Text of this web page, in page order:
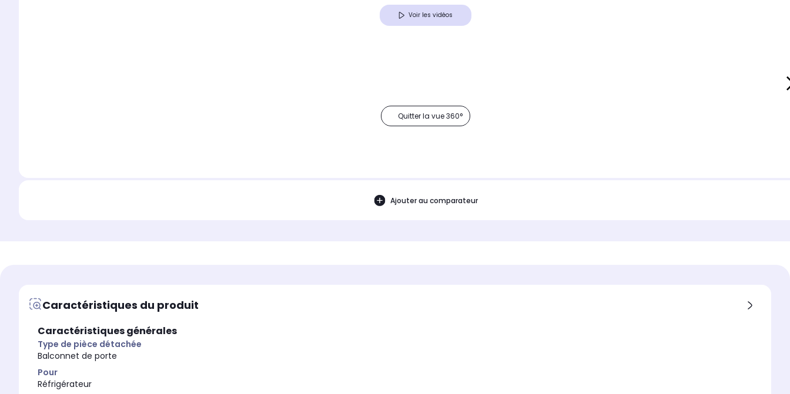
Voir les vidéos
Quitter la vue 360°
Ajouter au comparateur
Caractéristiques du produit
Caractéristiques générales
Type de pièce détachée
Balconnet de porte
Pour
Réfrigérateur